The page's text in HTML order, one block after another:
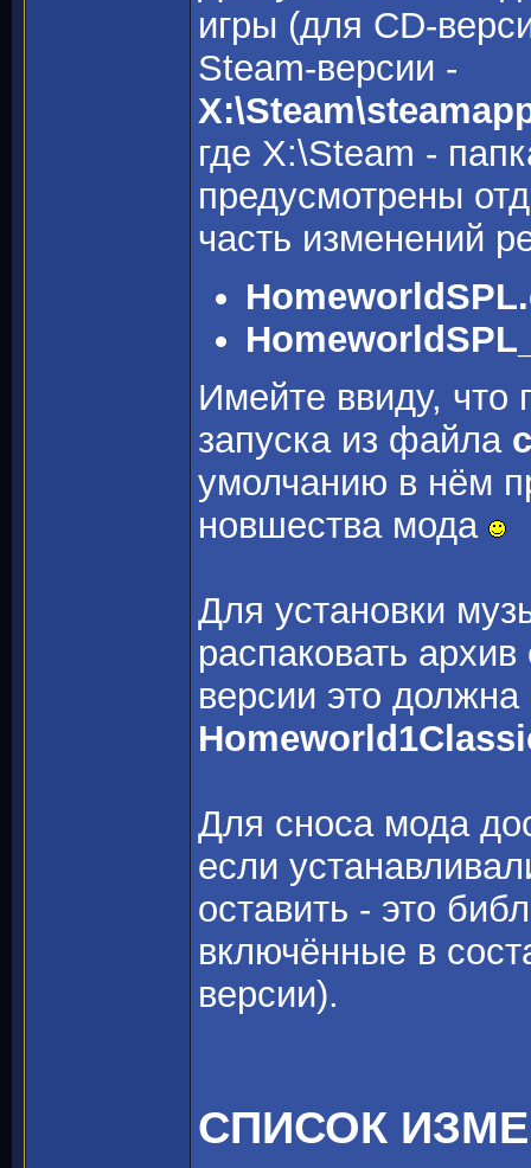
игры (для CD-
Steam-версии -
где X:\Steam -
предусмотрены
часть изменений
Имейте ввиду, что
запуска из файла
умолчанию в нём
новшества мода
Для установки
распаковать
версии это
Для сноса мода
если
оставить - это
включённые в
версии).
СПИСОК